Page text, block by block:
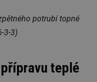
potrubí topné
3-3)
teplé